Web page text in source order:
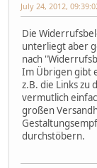
July 24, 2012,
Die
unterliegt aber
nach
Im Übrigen gibt
z.B. die Links zu
vermutlich
großen
durchstöbern.